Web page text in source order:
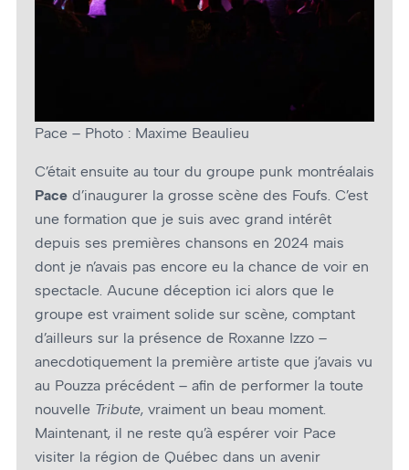
Pace – Photo : Maxime Beaulieu
C’était ensuite au tour du groupe punk montréalais
Pace d’inaugurer la grosse scène des Foufs. C’est
une formation que je suis avec grand intérêt
depuis ses premières chansons en 2024 mais
dont je n’avais pas encore eu la chance de voir en
spectacle. Aucune déception ici alors que le
groupe est vraiment solide sur scène, comptant
d’ailleurs sur la présence de Roxanne Izzo –
anecdotiquement la première artiste que j’avais vu
au Pouzza précédent – afin de performer la toute
nouvelle Tribute, vraiment un beau moment.
Maintenant, il ne reste qu’à espérer voir Pace
visiter la région de Québec dans un avenir